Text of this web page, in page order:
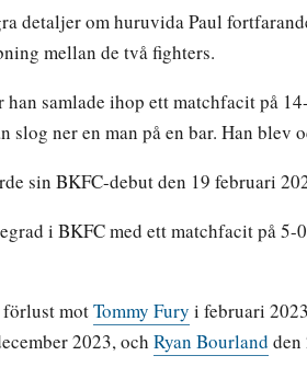
detaljer om huruvida Paul
mellan de två fighters.
samlade ihop ett matchfacit på
ner en man på en bar. Han
sin BKFC-debut den 19 februari
i BKFC med ett matchfacit på
förlust motTommy Fury i februari
2023, och Ryan Bourland den